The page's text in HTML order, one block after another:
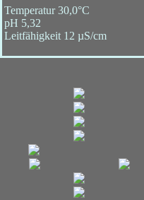
Temperatur 30,0°C
pH 5,32
Leitfähigkeit 12 µS/cm